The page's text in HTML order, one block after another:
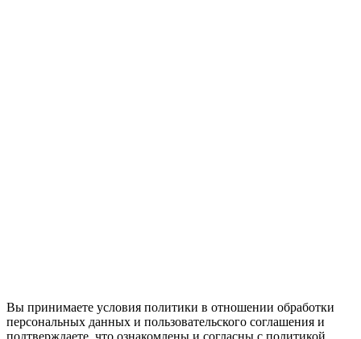
Вы принимаете условия политики в отношении обработки
персональных данных и пользовательского соглашения и
подтверждаете, что ознакомлены и согласны с политикой